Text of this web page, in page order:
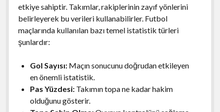
etkiye sahiptir. Takımlar, rakiplerinin zayıf yönlerini
belirleyerek bu verileri kullanabilirler. Futbol
maçlarında kullanılan bazı temel istatistik türleri
şunlardır:
Gol Sayısı:Maçın sonucunu doğrudan etkileyen
en önemli istatistik.
Pas Yüzdesi:Takımın topa ne kadar hakim
olduğunu gösterir.